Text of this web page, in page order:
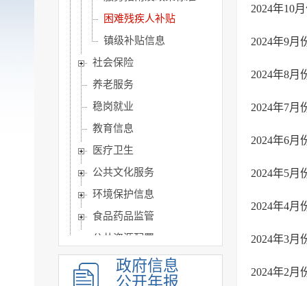
困难残疾人补贴
镇级补贴信息
社会保险
养老服务
稳岗就业
教育信息
医疗卫生
公共文化服务
环境保护信息
食品药品监管
公共资源配置
公共监管信息
涉农补贴
政府信息
公开年报
2024年10
2024年9月
2024年8月
2024年7月
2024年6月
2024年5月
2024年4月
2024年3月
2024年2月